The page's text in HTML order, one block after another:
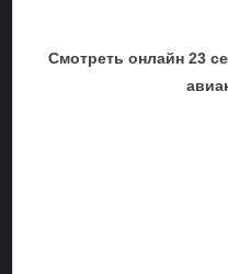
Смотреть онлайн 23